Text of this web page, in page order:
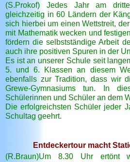
(S.Prokof) Jedes Jahr am
gleichzeitig in 60 Ländern der
sich hierbei um einen Wettstreit,
mit Mathematik wecken und
fördern die selbstständige Arbeit
auch ihre positiven Spuren in der
Es ist an unserer Schule seit
5. und 6. Klassen an diesem
ebenfalls zur Tradition, dass wir
Grewe-Gymnasiums tun. In
Schülerinnen und Schüler an dem
Die erfolgreichsten Schüler jeder
Schultag geehrt.
Entdeckertour macht
(R.Braun)Um 8.30 Uhr ertönt